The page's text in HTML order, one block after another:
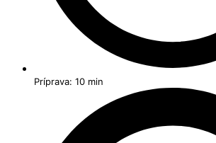
Príprava: 10 min